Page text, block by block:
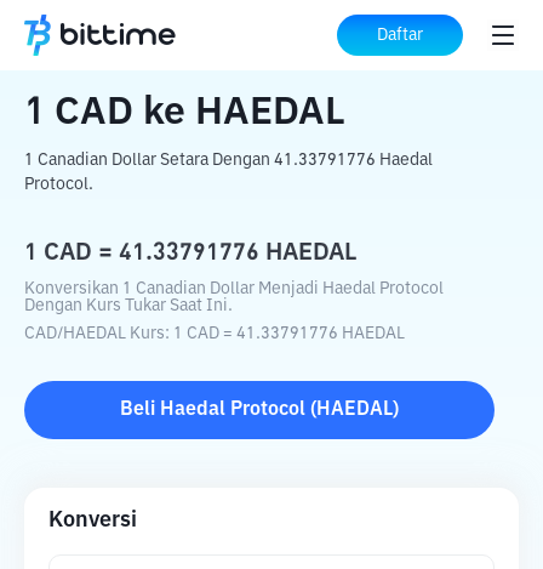
Daftar
Beranda Konverter Kripto ke HAEDAL
1 CAD ke HAEDAL
1 Canadian Dollar Setara Dengan 41.33791776 Haedal
Protocol.
1 CAD = 41.33791776 HAEDAL
Konversikan 1 Canadian Dollar Menjadi Haedal Protocol
Dengan Kurs Tukar Saat Ini.
CAD/HAEDAL Kurs: 1 CAD = 41.33791776 HAEDAL
Beli Haedal Protocol ( HAEDAL)
Konversi